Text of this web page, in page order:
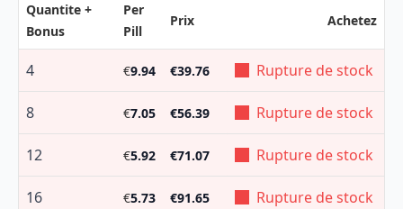
Quantite +
Bonus
Per
Pill
Prix Achetez
4 €9.94 €39.76 Rupture de stock
8 €7.05 €56.39 Rupture de stock
12 €5.92 €71.07 Rupture de stock
16 €5.73 €91.65 Rupture de stock